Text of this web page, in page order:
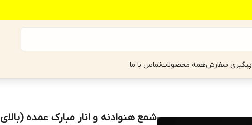
پیگیری سفارشهمه محصولاتتماس با ما
شمع هنوادنه و انار مبارک عمده (بالای 24 عدد) کدom306